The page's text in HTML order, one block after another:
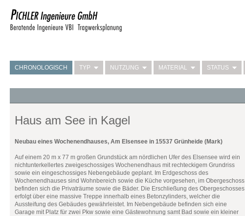
CHRONOLOGISCH TYP NUTZUNG MATERIAL STATUS
Haus am See in Kagel
Neubau eines Wochenendhauses, Am Elsensee in 15537 Grünheide (Mark)
Auf einem 20 m x 77 m großen Grundstück am nördlichen Ufer des Elsensee wird ein
nichtunterkellertes zweigeschossiges Wochenendhaus mit rechteckigem Grundriss
sowie ein eingeschossiges Nebengebäude geplant. Im Erdgeschoss des
Wochenendhauses sind Wohnbereich sowie die Küche vorgesehen, im Obergeschoss
befinden sich die Privaträume sowie die Bäder. Die Erschließung des Obergeschosses
erfolgt über eine massive Treppe innerhalb eines Betonzylinders, welcher die
Aussteifung des Gebäudes gewährleistet. Im Nebengebäude befinden sich eine
Garage mit Platz für zwei Pkw sowie eine Gästewohnung samt Bad sowie ein kleiner